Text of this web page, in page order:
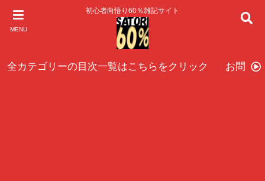
MENU
初心者向悟り60％雑記サイト
全カテゴリーの目次一覧はこちらをクリック お問い